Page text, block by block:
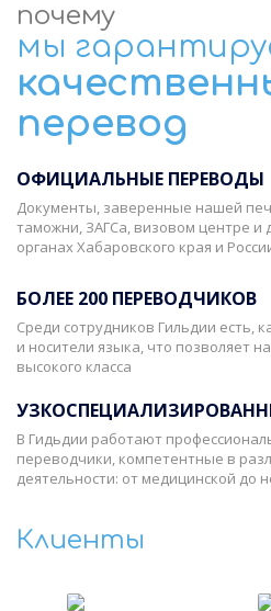
почему
мы
перевод
ОФИЦИАЛЬНЫЕ ПЕРЕВОДЫ
Документы, заверенные нашей
таможни, ЗАГСа, визовом центре и
органах Хабаровского края и
БОЛЕЕ 200 ПЕРЕВОДЧИКОВ
Среди сотрудников Гильдии есть,
и носители языка, что позволяет
высокого класса
В Гидьдии работают
переводчики, компетентные в
деятельности: от медицинской до
Клиенты